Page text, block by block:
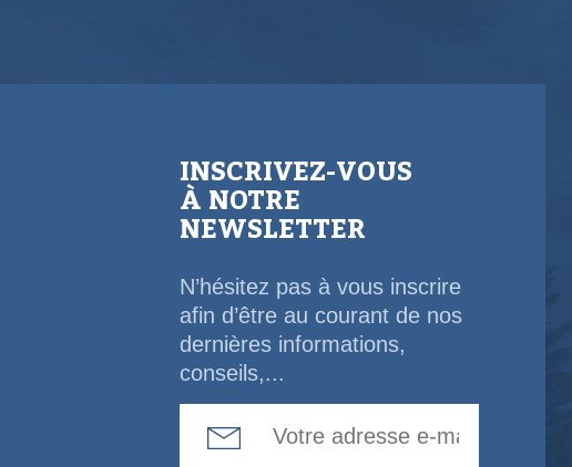
INSCRIVEZ-VOUS
À NOTRE
NEWSLETTER
N’hésitez pas à vous inscrire
afin d’être au courant de nos
dernières informations,
conseils,...